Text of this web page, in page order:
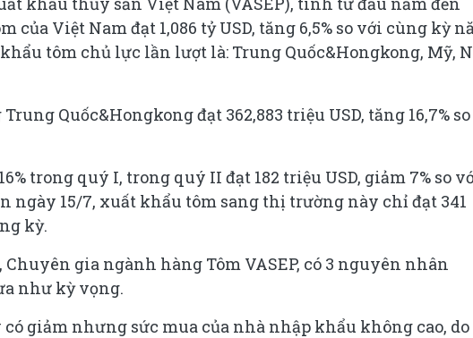
của Việt Nam đạt 1,086 tỷ USD, tăng 6,5% so với cùng kỳ
tôm chủ lực lần lượt là: Trung Quốc&Hongkong, Mỹ,
Quốc&Hongkong đạt 362,883 triệu USD, tăng 16,7%
trong quý I, trong quý II đạt 182 triệu USD, giảm 7% so
ngày 15/7, xuất khẩu tôm sang thị trường này chỉ đạt 341
kỳ.
gia ngành hàng Tôm VASEP, có 3 nguyên nhân
như kỳ vọng.
giảm nhưng sức mua của nhà nhập khẩu không cao, do